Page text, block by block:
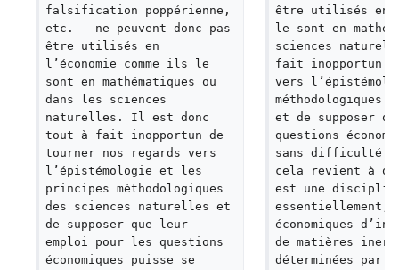
falsification poppérienne,
etc. — ne peuvent donc pas
être utilisés en
l’économie comme ils le
sont en mathématiques ou
dans les sciences
naturelles. Il est donc
tout à fait inopportun de
tourner nos regards vers
l’épistémologie et les
principes méthodologiques
des sciences naturelles et
de supposer que leur
emploi pour les questions
économiques puisse se
être utilisés en
le sont en
sciences
fait inopportun
vers
méthodologiques
et de supposer
questions
sans difficulté.
cela revient à
est une
économiques
de matières
déterminées par